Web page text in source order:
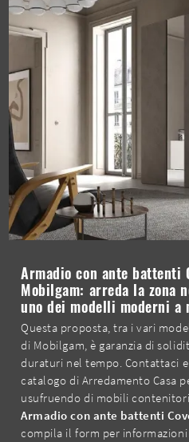
Armadio con ante battenti
Mobilgam: arreda la zona
uno dei modelli moderni a
Questa proposta, tra i vari
di Mobilgam, è garanzia di
duraturi nel tempo. Contattaci
catalogo di Arredamento Casa
usufruendo di mobili
Armadio con ante battenti
compila il form per